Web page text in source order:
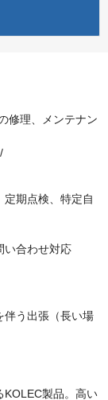
修理、メンテナン
期点検、特定自
い合わせ対応
伴う出張（長い場
KOLEC製品。高い